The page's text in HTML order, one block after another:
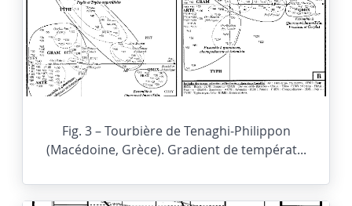
Fig. 3 – Tourbière de Tenaghi-Philippon
(Macédoine, Grèce). Gradient de températ...